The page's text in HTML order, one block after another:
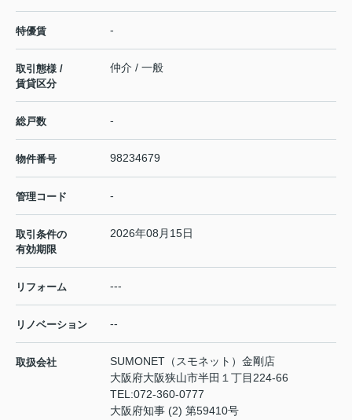
特優賃 -
取引態様 /
賃貸区分
仲介 / 一般
総戸数 -
物件番号 98234679
管理コード -
取引条件の
有効期限
2026年08月15日
リフォーム ---
リノベーション --
取扱会社
SUMONET（スモネット）金剛店
大阪府大阪狭山市半田１丁目224-66
TEL:072-360-0777
大阪府知事 (2) 第59410号